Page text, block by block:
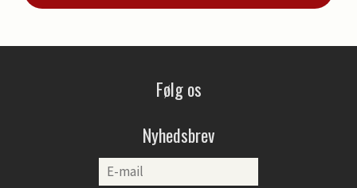
Følg os
Nyhedsbrev